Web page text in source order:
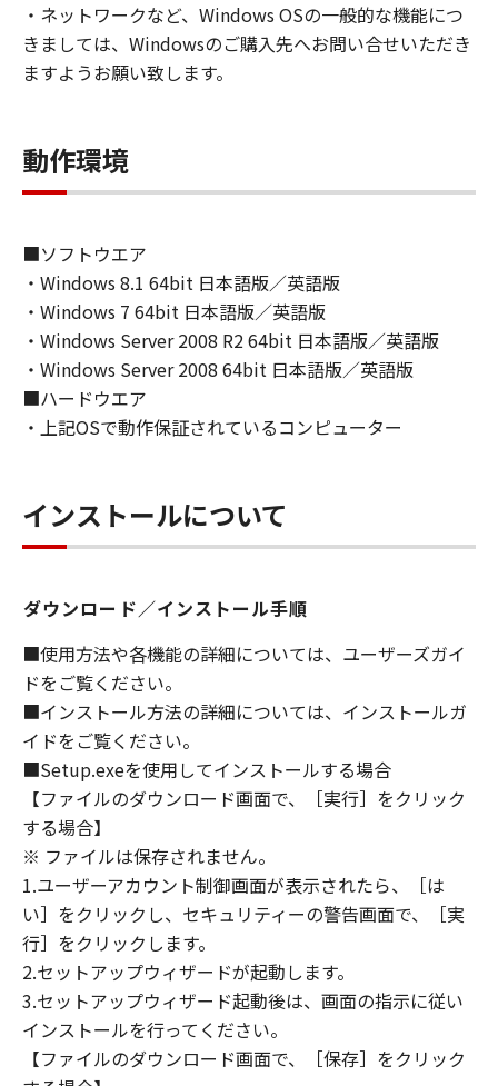
４．所有権
「本ソフトウェア」に係る権原および所有権
は、その内容によりキヤノンまたはキヤノンの
５．輸出
お客様は、日本国政府または関連する外国政府
トウェア」の全部または一部を、直接または間
接に輸出してはなりません。
６．サポートおよびアップデート
キヤノン、キヤノンの子会社、関係会社、それ
らの販売代理店および販売店、並びにキヤノン
のライセンサーは、お客様による「本ソフトウ
ェア」の使用を支援すること、および「本ソフ
る責任も負うものではありません。
状態で使用許諾されます。キヤノン、キヤノン
のライセンサー、キヤノンの子会社、キヤノン
の関連会社、それらの販売代理店または販売店
のいずれも、「本ソフトウェア」に関して、商
品性および特定の目的への適合性の保証を含
め、いかなる保証も、明示たると黙示たるとを
問わず一切しないものとします。
(2) キヤノン、キヤノンのライセンサー、キヤノ
ンの子会社、キヤノンの関連会社、それらの販
売代理店または販売店のいずれも、「本ソフト
ウェア」の使用または使用不能から生ずるいか
なる損害（逸失利益およびその他の派生的また
は付随的な損害を含むがこれらに限定されない
全ての損害を言います。）について、適用法で
認められる限り、一切の責任を負わないものと
します。たとえ、キヤノン、キヤノンのライセ
ンサー、キヤノンの子会社、キヤノンの関連会
社、それらの販売代理店または販売店がかかる
・ネットワークなど、Windows OSの一般的な機能につ
きましては、Windowsのご購入先へお問い合せいただき
ますようお願い致します。
動作環境
■ソフトウエア
・Windows 8.1 64bit 日本語版／英語版
・Windows 7 64bit 日本語版／英語版
・Windows Server 2008 R2 64bit 日本語版／英語版
・Windows Server 2008 64bit 日本語版／英語版
■ハードウエア
・上記OSで動作保証されているコンピューター
インストールについて
ダウンロード／インストール手順
■使用方法や各機能の詳細については、ユーザーズガイ
ドをご覧ください。
■インストール方法の詳細については、インストールガ
イドをご覧ください。
■Setup.exeを使用してインストールする場合
【ファイルのダウンロード画面で、［実行］をクリック
する場合】
※ ファイルは保存されません。
1.ユーザーアカウント制御画面が表示されたら、［は
い］をクリックし、セキュリティーの警告画面で、［実
行］をクリックします。
2.セットアップウィザードが起動します。
3.セットアップウィザード起動後は、画面の指示に従い
インストールを行ってください。
【ファイルのダウンロード画面で、［保存］をクリック